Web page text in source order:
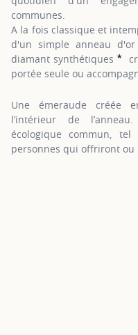
communes.
A la fois classique et
d'un simple anneau
diamant synthétiques*
portée seule ou
Une émeraude créée
l’intérieur de
écologique commun,
personnes qui offriront ou